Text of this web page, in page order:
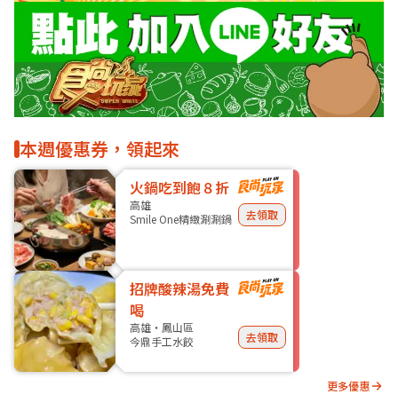
本週優惠券，領起來
火鍋吃到飽８折
高雄
Smile One精緻涮涮鍋
去領取
招牌酸辣湯免費
喝
高雄・鳳山區
今鼎手工水餃
去領取
更多優惠